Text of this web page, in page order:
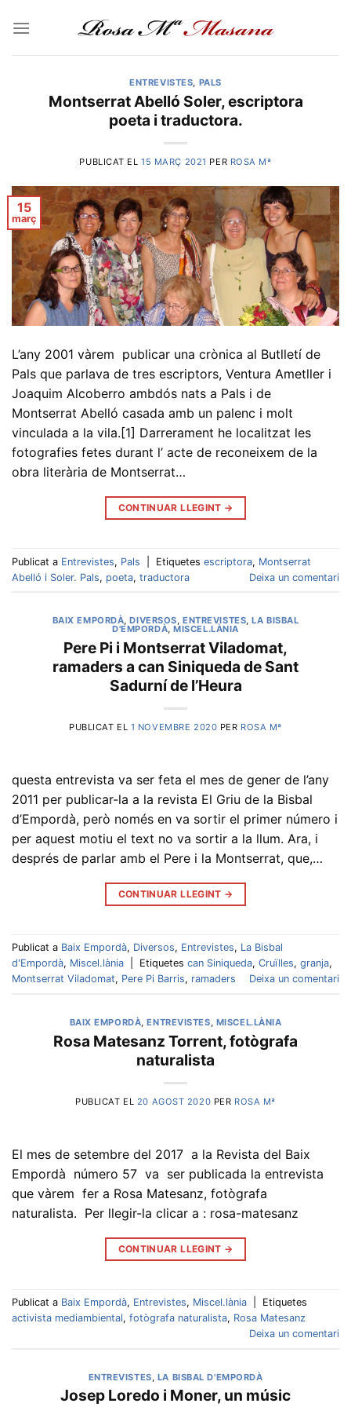
ENTREVISTES, PALS
Montserrat Abelló Soler, escriptora
poeta i traductora.
PUBLICAT EL15 MARÇ 2021 PER ROSA Mª
15
març
L’any 2001 vàrem publicar una crònica al Butlletí de
Pals que parlava de tres escriptors, Ventura Ametller i
Joaquim Alcoberro ambdós nats a Pals i de
Montserrat Abelló casada amb un palenc i molt
vinculada a la vila.[1] Darrerament he localitzat les
fotografies fetes durant l’ acte de reconeixem de la
obra literària de Montserrat…
CONTINUAR LLEGINT →
Publicat a Entrevistes, Pals Etiquetes escriptora, Montserrat
Abelló i Soler. Pals, poeta, traductora Deixa un comentari
BAIX EMPORDÀ,DIVERSOS,ENTREVISTES,LA BISBAL
D'EMPORDÀ,MISCEL.LÀNIA
Pere Pi i Montserrat Viladomat,
ramaders a can Siniqueda de Sant
Sadurní de l’Heura
PUBLICAT EL 1 NOVEMBRE 2020 PER ROSA Mª
questa entrevista va ser feta el mes de gener de l’any
2011 per publicar-la a la revista El Griu de la Bisbal
d’Empordà, però només en va sortir el primer número i
per aquest motiu el text no va sortir a la llum. Ara, i
després de parlar amb el Pere i la Montserrat, que,…
CONTINUAR LLEGINT →
Publicat a Baix Empordà, Diversos, Entrevistes, La Bisbal
d'Empordà, Miscel.lània Etiquetes can Siniqueda, Cruïlles, granja,
Montserrat Viladomat, Pere Pi Barris, ramaders Deixa un comentari
BAIX EMPORDÀ,ENTREVISTES, MISCEL.LÀNIA
Rosa Matesanz Torrent, fotògrafa
naturalista
PUBLICAT EL 20 AGOST 2020 PER ROSA Mª
El mes de setembre del 2017 a la Revista del Baix
Empordà número 57 va ser publicada la entrevista
que vàrem fer a Rosa Matesanz, fotògrafa
naturalista. Per llegir-la clicar a : rosa-matesanz
CONTINUAR LLEGINT →
Publicat a Baix Empordà, Entrevistes, Miscel.lània
Etiquetes
activista mediambiental, fotògrafa naturalista, Rosa Matesanz
Deixa un comentari
ENTREVISTES LA BISBAL D'EMPORDÀ
Josep Loredo i Moner, un músic